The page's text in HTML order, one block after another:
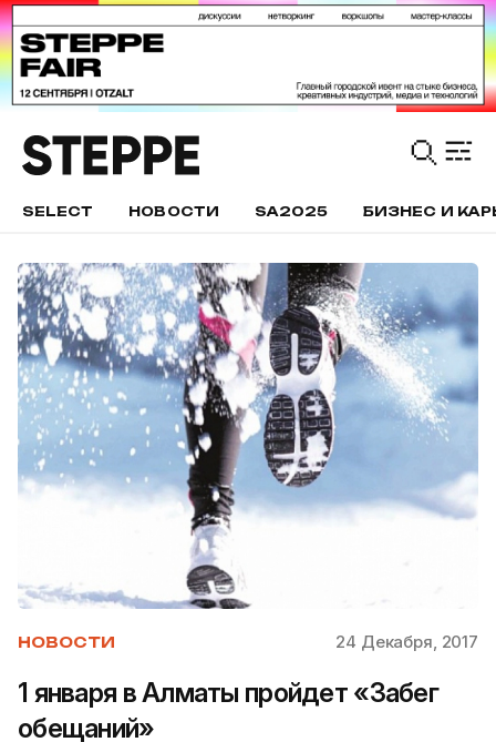
SELECT НОВОСТИ SA2025 БИЗНЕС И
НОВОСТИ 24 Декабря, 2017
1 января в Алматы пройдет «Забег
обещаний»